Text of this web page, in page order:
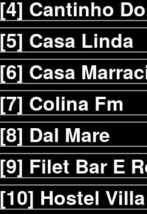
[4] Cantinho
[5] Casa Linda
[6] Casa
[7] Colina Fm
[8] Dal Mare
[9] Filet Bar E
[10] Hostel